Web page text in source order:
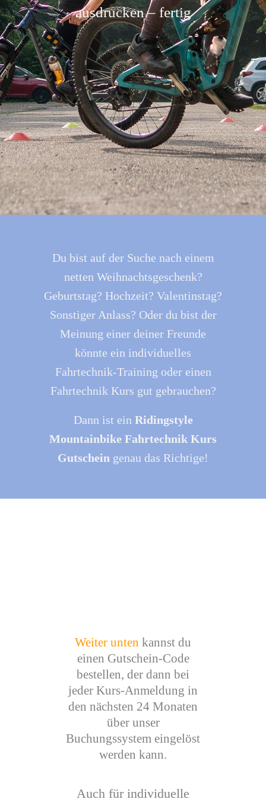
ausdrucken – fertig
Du bist auf der Suche nach einem
netten Weihnachtsgeschenk?
Geburtstag? Hochzeit? Valentinstag?
Sonstiger Anlass? Oder du bist der
Meinung einer deiner Freunde
könnte ein individuelles
Fahrtechnik-Training oder einen
Fahrtechnik Kurs gut gebrauchen?
Dann ist ein Ridingstyle
Mountainbike Fahrtechnik Kurs
Gutschein genau das Richtige!
Weiter unten kannst du
einen Gutschein-Code
bestellen, der dann bei
jeder Kurs-Anmeldung in
den nächsten 24 Monaten
über unser
Buchungssystem eingelöst
werden kann.
Auch für individuelle